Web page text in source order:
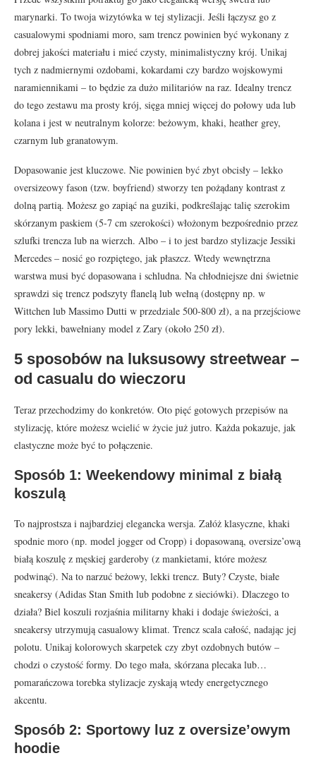
marynarki. To twoja wizytówka w tej stylizacji. Jeśli łączysz go z
casualowymi spodniami moro, sam trencz powinien być wykonany z
dobrej jakości materiału i mieć czysty, minimalistyczny krój. Unikaj
tych z nadmiernymi ozdobami, kokardami czy bardzo wojskowymi
naramiennikami – to będzie za dużo militariów na raz. Idealny trencz
do tego zestawu ma prosty krój, sięga mniej więcej do połowy uda lub
kolana i jest w neutralnym kolorze: beżowym, khaki, heather grey,
czarnym lub granatowym.
Dopasowanie jest kluczowe. Nie powinien być zbyt obcisły – lekko
oversizeowy fason (tzw. boyfriend) stworzy ten pożądany kontrast z
dolną partią. Możesz go zapiąć na guziki, podkreślając talię szerokim
skórzanym paskiem (5-7 cm szerokości) włożonym bezpośrednio przez
szlufki trencza lub na wierzch. Albo – i to jest bardzo stylizacje Jessiki
Mercedes – nosić go rozpiętego, jak płaszcz. Wtedy wewnętrzna
warstwa musi być dopasowana i schludna. Na chłodniejsze dni świetnie
sprawdzi się trencz podszyty flanelą lub wełną (dostępny np. w
Wittchen lub Massimo Dutti w przedziale 500-800 zł), a na przejściowe
pory lekki, bawełniany model z Zary (około 250 zł).
5 sposobów na luksusowy streetwear –
od casualu do wieczoru
Teraz przechodzimy do konkretów. Oto pięć gotowych przepisów na
stylizację, które możesz wcielić w życie już jutro. Każda pokazuje, jak
elastyczne może być to połączenie.
Sposób 1: Weekendowy minimal z białą
koszulą
To najprostsza i najbardziej elegancka wersja. Załóż klasyczne, khaki
spodnie moro (np. model jogger od Cropp) i dopasowaną, oversize’ową
białą koszulę z męskiej garderoby (z mankietami, które możesz
podwinąć). Na to narzuć beżowy, lekki trencz. Buty? Czyste, białe
sneakersy (Adidas Stan Smith lub podobne z sieciówki). Dlaczego to
działa? Biel koszuli rozjaśnia militarny khaki i dodaje świeżości, a
sneakersy utrzymują casualowy klimat. Trencz scala całość, nadając jej
polotu. Unikaj kolorowych skarpetek czy zbyt ozdobnych butów –
chodzi o czystość formy. Do tego mała, skórzana plecaka lub…
pomarańczowa torebka stylizacje zyskają wtedy energetycznego
akcentu.
Sposób 2: Sportowy luz z oversize’owym
hoodie